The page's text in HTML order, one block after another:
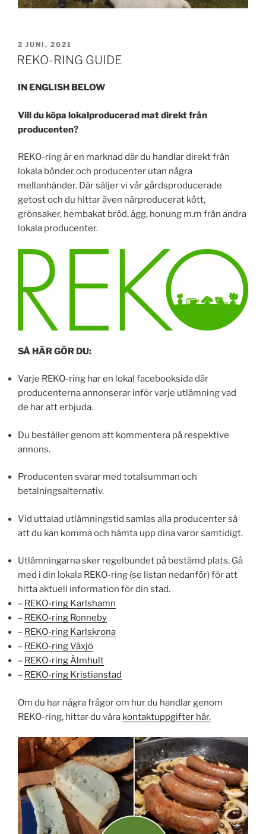
PUBLICERAT
2 JUNI, 2021
REKO-RING GUIDE
IN ENGLISH BELOW
Vill du köpa lokalproducerad mat direkt från
producenten?
REKO-ring är en marknad där du handlar direkt från
lokala bönder och producenter utan några
mellanhänder. Där säljer vi vår gårdsproducerade
getost och du hittar även närproducerat kött,
grönsaker, hembakat bröd, ägg, honung m.m från andra
lokala producenter.
SÅ HÄR GÖR DU:
Varje REKO-ring har en lokal facebooksida där
producenterna annonserar inför varje utlämning vad
de har att erbjuda.
Du beställer genom att kommentera på respektive
annons.
Producenten svarar med totalsumman och
betalningsalternativ.
Vid uttalad utlämningstid samlas alla producenter så
att du kan komma och hämta upp dina varor samtidigt.
Utlämningarna sker regelbundet på bestämd plats. Gå
med i din lokala REKO-ring (se listan nedanför) för att
hitta aktuell information för din stad.
– REKO-ring Karlshamn
– REKO-ring Ronneby
– REKO-ring Karlskrona
– REKO-ring Växjö
– REKO-ring Älmhult
– REKO-ring Kristianstad
Om du har några frågor om hur du handlar genom
REKO-ring, hittar du våra kontaktuppgifter här.